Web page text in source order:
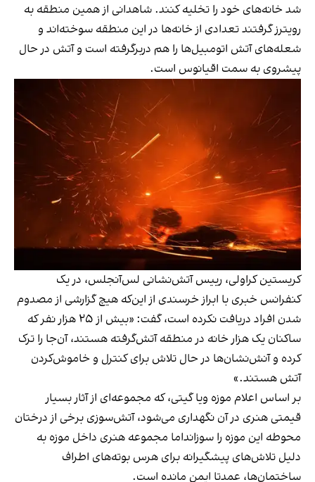
شد خانه‌های خود را تخلیه کنند. شاهدانی از همین منطقه به
رویترز گرفتند تعدادی از خانه‌ها در این منطقه سوخته‌اند و
شعله‌های آتش اتومبیل‌ها را هم دربرگرفته است و آتش در حال
پیشروی به سمت اقیانوس است.
کریستین کراولی، رییس آتش‌نشانی لس‌آنجلس، در یک
کنفرانس خبری با ابراز خرسندی از این‌که هیچ گزارشی از مصدوم
شدن افراد دریافت نکرده است، گفت: «بیش از ۲۵ هزار نفر که
ساکنان یک هزار خانه در منطقه آتش‌گرفته هستند، آن‌جا را ترک
کرده و آنش‌نشان‌ها در حال تلاش برای کنترل و خاموش‌کردن
آتش هستند.»
بر اساس اعلام موزه ویا گیتی، که مجموعه‌ای از آثار بسیار
قیمتی هنری در آن نگهداری می‌شود، آتش‌سوزی برخی از درختان
محوطه این موزه را سوزانداما مجموعه هنری داخل موزه به
دلیل تلاش‌های پیشگیرانه برای هرس بوته‌های اطراف
ساختمان‌ها، عمدتا ایمن مانده است.